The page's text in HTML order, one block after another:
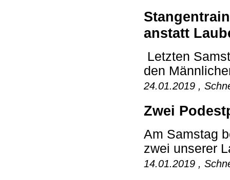
anstatt
Letzten
den
24.01.2019 ,
Zwei
Am Samstag
zwei unserer
14.01.2019 ,